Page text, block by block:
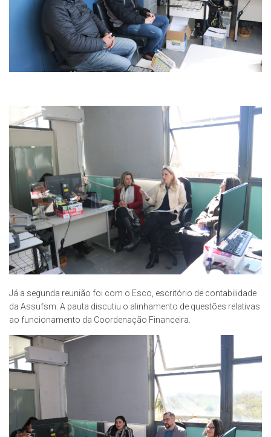
Já a segunda reunião foi com o Esco, escritório de contabilidade
da Assufsm. A pauta discutiu o alinhamento de questões relativas
ao funcionamento da Coordenação Financeira.